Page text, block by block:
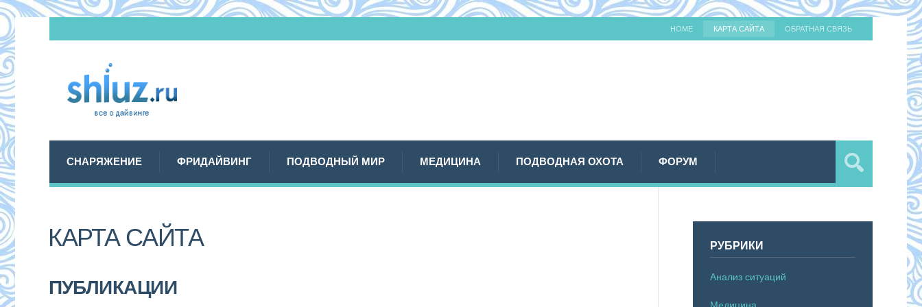
HOME КАРТА САЙТА ОБРАТНАЯ СВЯЗЬ
СНАРЯЖЕНИЕ ФРИДАЙВИНГ ПОДВОДНЫЙ МИР МЕДИЦИНА ПОДВОДНАЯ ОХОТА ФОРУМ
КАРТА САЙТА
ПУБЛИКАЦИИ
РУБРИКИ
Анализ ситуаций